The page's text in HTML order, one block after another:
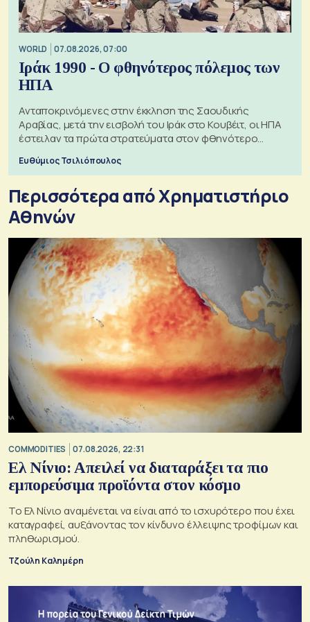
WORLD 07.08.2026, 07:00
Ιράκ 1990 - Ο φθηνότερος πόλεμος των
ΗΠΑ
Ανταποκρινόμενες στην έκκληση της Σαουδικής
Αραβίας, μετά την εισβολή του Ιράκ στο Κουβέιτ, οι ΗΠΑ
έστειλαν τα πρώτα στρατεύματα στον φθηνότερο
Ευθύμιος Τσιλιόπουλος
Περισσότερα από Xρηματιστήριο
Αθηνών
COMMODITIES 07.08.2026, 22:31
Ελ Νίνιο: Απειλεί να διαταράξει τα πιο
εμπορεύσιμα προϊόντα στον κόσμο
Το Ελ Νίνιο αναμένεται να είναι από το ισχυρότερο που έχει
καταγραφεί, αυξάνοντας τον κίνδυνο έλλειψης τροφίμων και
πληθωρισμού.
Τζούλη Καλημέρη